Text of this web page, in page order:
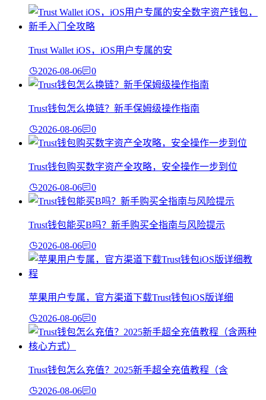
Trust Wallet iOS，iOS用户专属的安
2026-08-06 0
Trust钱包怎么换链？新手保姆级操作指南
2026-08-06 0
Trust钱包购买数字资产全攻略，安全操作一步到位
2026-08-06 0
Trust钱包能买B吗？新手购买全指南与风险提示
2026-08-06 0
苹果用户专属，官方渠道下载Trust钱包iOS版详细
2026-08-06 0
Trust钱包怎么充值？2025新手超全充值教程（含
2026-08-06 0